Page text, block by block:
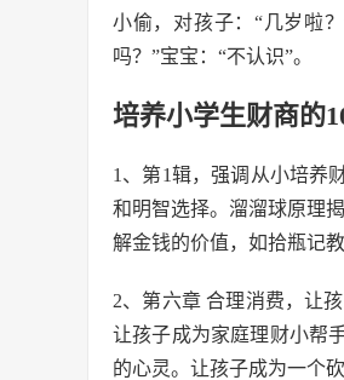
小偷，对孩子：“几岁啦
吗？”宝宝：“不认识”。
培养小学生财商的
1、第1辑，强调从小培养
和明智选择。溜溜球原理
解金钱的价值，如拾瓶记
2、第六章 合理消费，让
让孩子成为家庭理财小帮
的心灵。让孩子成为一个